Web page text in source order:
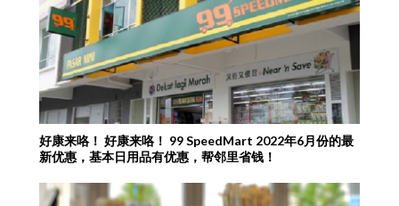
好康来咯！ 好康来咯！ 99 SpeedMart 2022年6月份的最
新优惠，基本日用品有优惠，帮邻里省钱！